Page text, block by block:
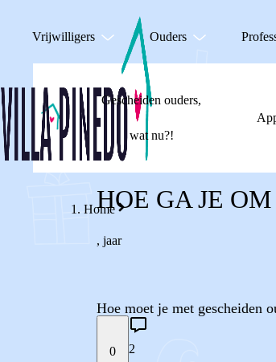
Vrijwilligers Ouders
Gescheiden ouders,
wat nu?!
Home
HOE GA JE
, jaar
Hoe moet je met gescheiden
0 2